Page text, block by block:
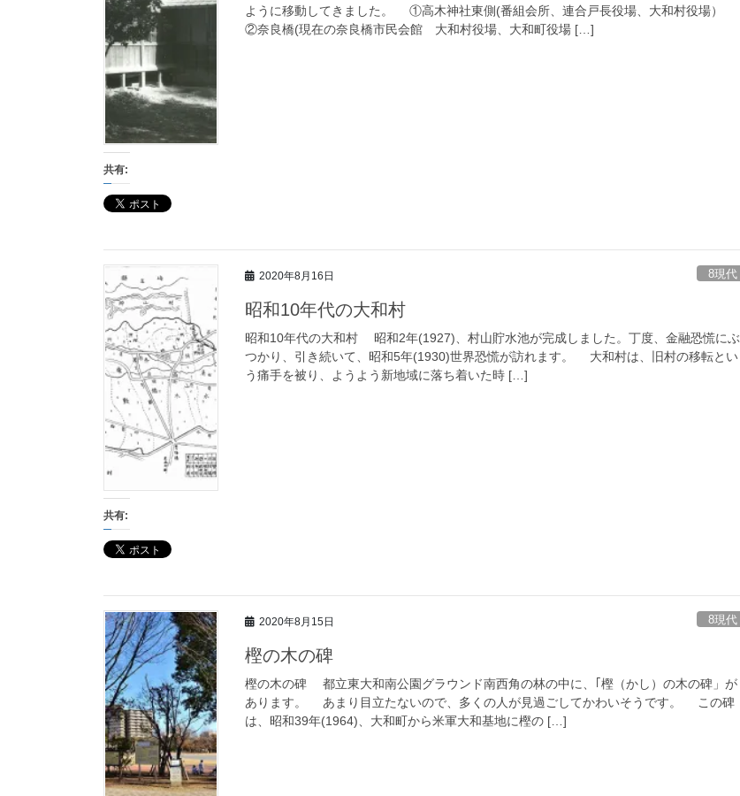
ように移動してきました。 ①高木神社東側(番組会所、連合戸長役場、大和村役場）
②奈良橋(現在の奈良橋市民会館 大和村役場、大和町役場 […]
共有:
2020年8月16日 8現代
昭和10年代の大和村
昭和10年代の大和村 昭和2年(1927)、村山貯水池が完成しました。丁度、金融恐慌にぶ
つかり、引き続いて、昭和5年(1930)世界恐慌が訪れます。 大和村は、旧村の移転とい
う痛手を被り、ようよう新地域に落ち着いた時 […]
共有:
2020年8月15日 8現代
樫の木の碑
樫の木の碑 都立東大和南公園グラウンド南西角の林の中に、｢樫（かし）の木の碑」が
あります。 あまり目立たないので、多くの人が見過ごしてかわいそうです。 この碑
は、昭和39年(1964)、大和町から米軍大和基地に樫の […]